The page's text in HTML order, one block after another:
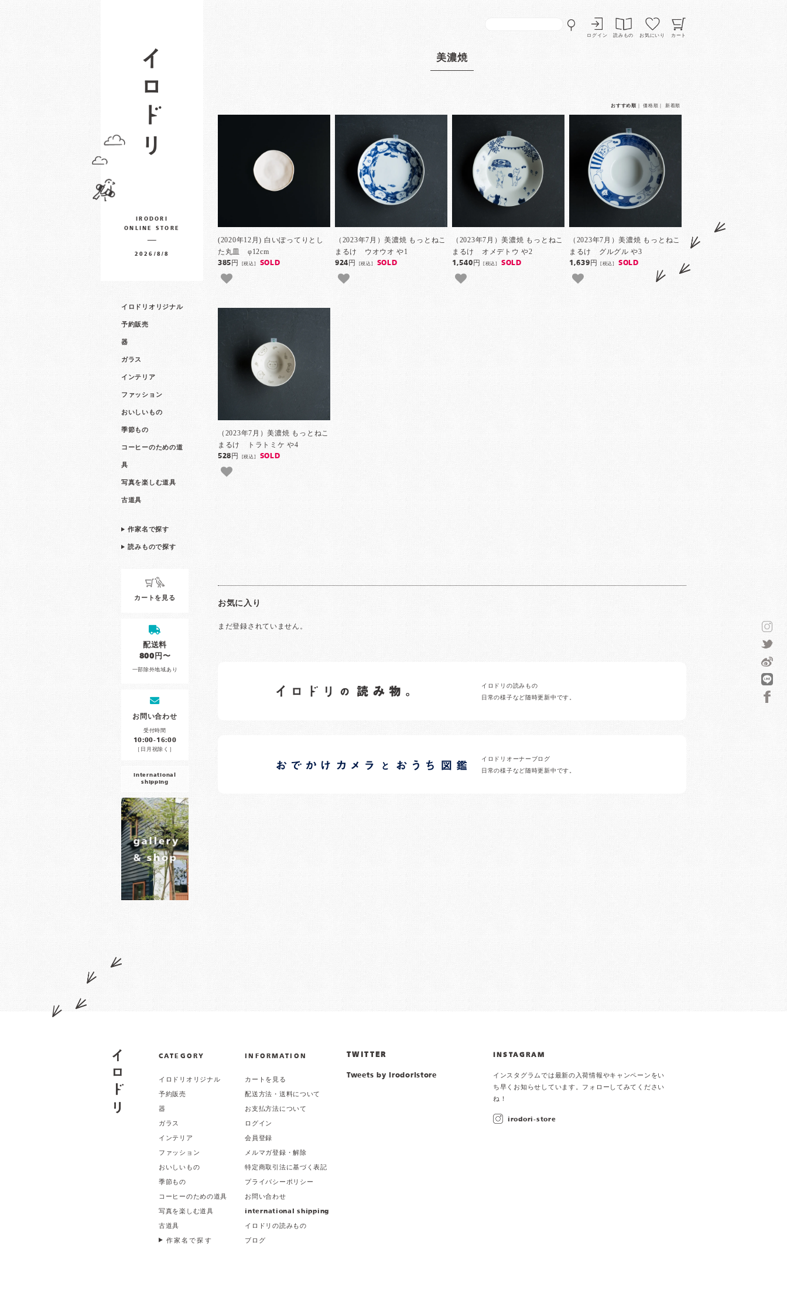
ログイン 読みもの お気にいり カート
IRODORI
ONLINE STORE
2026/8/8
イロドリオリジナル
予約販売
器
ガラス
インテリア
ファッション
おいしいもの
季節もの
コーヒーのための道
具
写真を楽しむ道具
古道具
作家名で探す
読みもので探す
カートを見る
配送料
800円〜
一部除外地域あり
お問い合わせ
受付時間
10:00-16:00
［日月祝除く］
international
shipping
美濃焼
おすすめ順 ｜価格順 新着順
(2020年12月) 白いぽってりとし
た丸皿 φ12cm
385円 [税込] SOLD
（2023年7月）美濃焼 もっとねこ
まるけ ウオウオ や1
924円 [税込] SOLD
（2023年7月）美濃焼 もっとねこ
まるけ オメデトウ や2
1,540円[税込] SOLD
（2023年7月）美濃焼 もっとねこ
まるけ グルグル や3
1,639円[税込] SOLD
（2023年7月）美濃焼 もっとねこ
まるけ トラトミケ や4
528円 [税込] SOLD
お気に入り
まだ登録されていません。
イロドリの読みもの
日常の様子など随時更新中です。
イロドリオーナーブログ
日常の様子など随時更新中です。
CATEGORY
イロドリオリジナル
予約販売
器
ガラス
インテリア
ファッション
おいしいもの
季節もの
コーヒーのための道具
写真を楽しむ道具
古道具
作家名で探す
INFORMATION
カートを見る
配送方法・送料について
お支払方法について
ログイン
会員登録
メルマガ登録・解除
特定商取引法に基づく表記
プライバシーポリシー
お問い合わせ
international shipping
イロドリの読みもの
ブログ
TWITTER
Tweets by irodoristore
INSTAGRAM
インスタグラムでは最新の入荷情報やキャンペーンをい
ち早くお知らせしています。フォローしてみてください
ね！
irodori-store